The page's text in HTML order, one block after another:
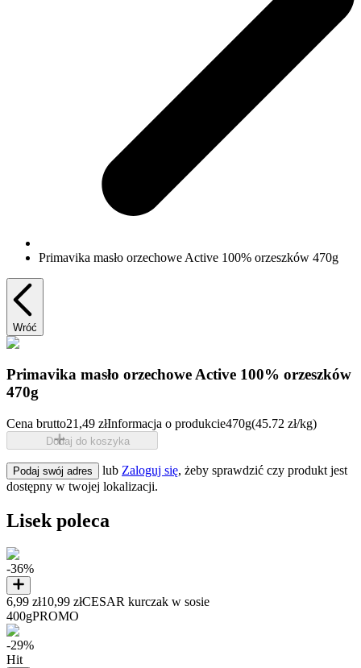
Primavika masło orzechowe Active 100% orzeszków 470g
Wróć
Primavika masło orzechowe Active 100% orzeszków
470g
Cena brutto21,49 złInformacja o produkcie470g(45.72 zł/kg)
Dodaj do koszyka
Podaj swój adres lub Zaloguj się, żeby sprawdzić czy produkt jest
dostępny w twojej lokalizacji.
Lisek poleca
-36%
6,99 zł10,99 złCESAR kurczak w sosie
400gPROMO
-29%
Hit